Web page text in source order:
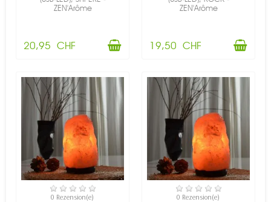
ZEN'Arôme
20,95 CHF
ZEN'Arôme
19,50 CHF
VERFÜGBAR
0 Rezension(e)
VERFÜGBAR
0 Rezension(e)